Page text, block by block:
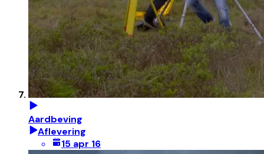
Aardbeving
Aflevering
15 apr 16